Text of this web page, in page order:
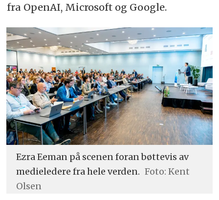
fra OpenAI, Microsoft og Google.
Ezra Eeman på scenen foran bøttevis av
medieledere fra hele verden. Foto: Kent
Olsen